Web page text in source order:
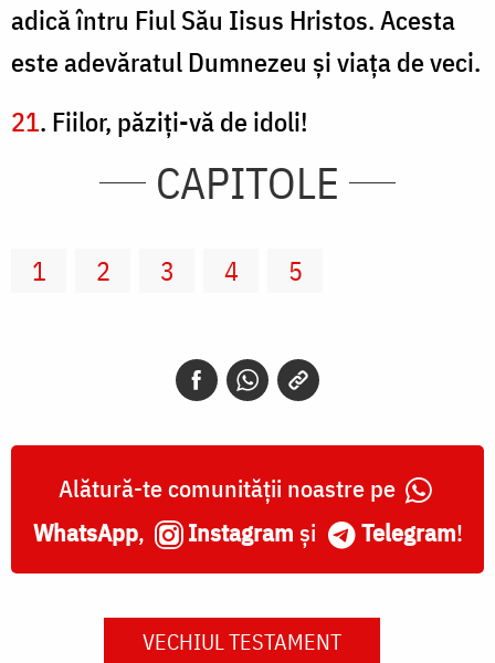
adică întru Fiul Său Iisus Hristos. Acesta
este adevăratul Dumnezeu şi viaţa de veci.
21. Fiilor, păziţi-vă de idoli!
CAPITOLE
1 2 3 4 5
Alătură-te comunității noastre pe
WhatsApp, Instagram și Telegram!
VECHIUL TESTAMENT